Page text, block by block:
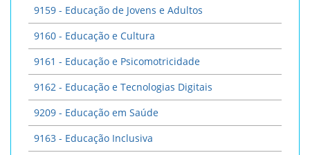
9159 - Educação de Jovens e Adultos
9160 - Educação e Cultura
9161 - Educação e Psicomotricidade
9162 - Educação e Tecnologias Digitais
9209 - Educação em Saúde
9163 - Educação Inclusiva